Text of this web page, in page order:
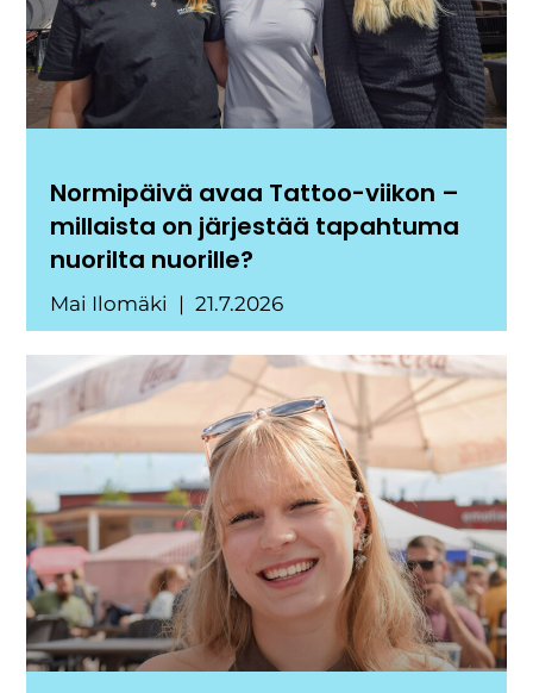
Normipäivä avaa Tattoo-viikon –
millaista on järjestää tapahtuma
nuorilta nuorille?
Mai Ilomäki 21.7.2026